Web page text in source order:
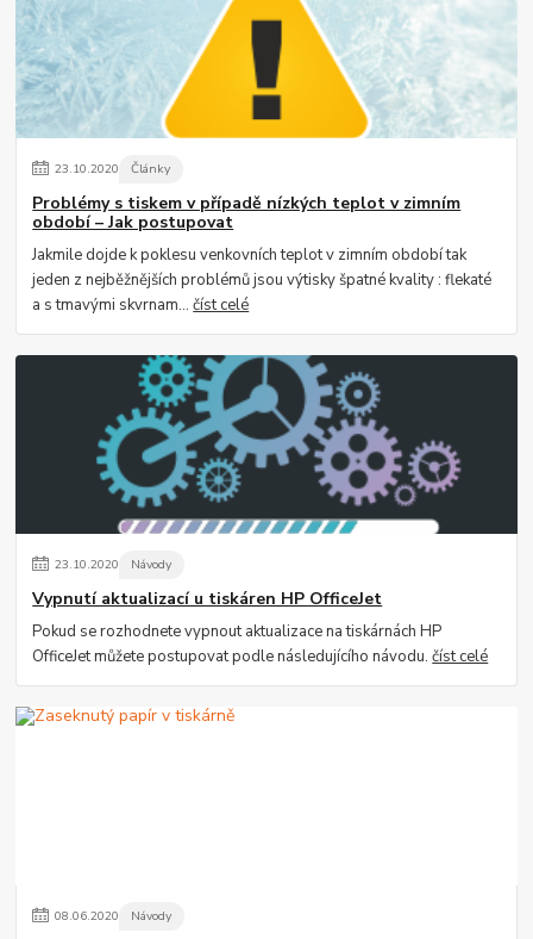
23.10.2020 Články
Problémy s tiskem v případě nízkých teplot v zimním
období – Jak postupovat
Jakmile dojde k poklesu venkovních teplot v zimním období tak
jeden z nejběžnějších problémů jsou výtisky špatné kvality : flekaté
a s tmavými skvrnam...číst celé
23.10.2020 Návody
Vypnutí aktualizací u tiskáren HP OfficeJet
Pokud se rozhodnete vypnout aktualizace na tiskárnách HP
OfficeJet můžete postupovat podle následujícího návodu.číst celé
08.06.2020 Návody